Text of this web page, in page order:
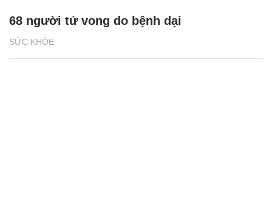
SỨC KHỎE
68 người tử vong do bệnh dại